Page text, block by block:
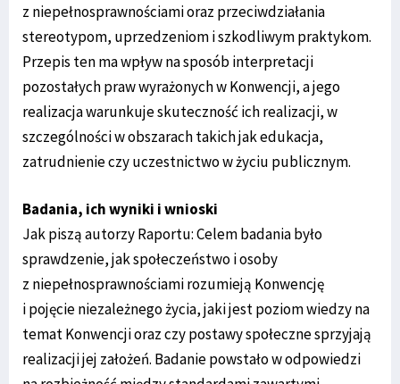
z niepełnosprawnościami oraz przeciwdziałania
stereotypom, uprzedzeniom i szkodliwym praktykom.
Przepis ten ma wpływ na sposób interpretacji
pozostałych praw wyrażonych w Konwencji, a jego
realizacja warunkuje skuteczność ich realizacji, w
szczególności w obszarach takich jak edukacja,
zatrudnienie czy uczestnictwo w życiu publicznym.
Badania, ich wyniki i wnioski
Jak piszą autorzy Raportu: Celem badania było
sprawdzenie, jak społeczeństwo i osoby
z niepełnosprawnościami rozumieją Konwencję
i pojęcie niezależnego życia, jaki jest poziom wiedzy na
temat Konwencji oraz czy postawy społeczne sprzyjają
realizacji jej założeń. Badanie powstało w odpowiedzi